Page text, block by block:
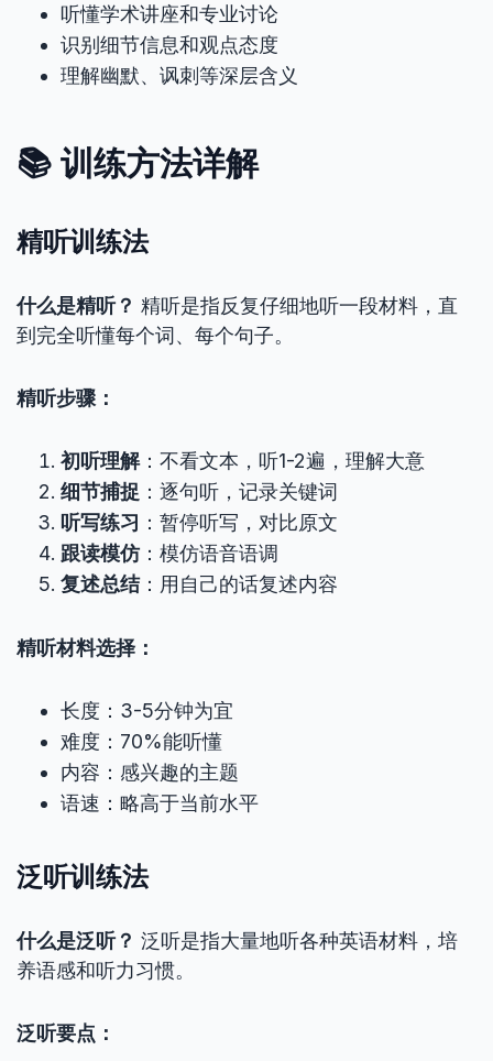
听懂学术讲座和专业讨论
识别细节信息和观点态度
理解幽默、讽刺等深层含义
📚 训练方法详解
精听训练法
什么是精听？ 精听是指反复仔细地听一段材料，直
到完全听懂每个词、每个句子。
精听步骤：
初听理解：不看文本，听1-2遍，理解大意
细节捕捉 ：逐句听，记录关键词
听写练习 ：暂停听写，对比原文
跟读模仿：模仿语音语调
复述总结：用自己的话复述内容
精听材料选择：
长度：3-5分钟为宜
难度：70%能听懂
内容：感兴趣的主题
语速：略高于当前水平
泛听训练法
什么是泛听？ 泛听是指大量地听各种英语材料，培
养语感和听力习惯。
泛听要点：